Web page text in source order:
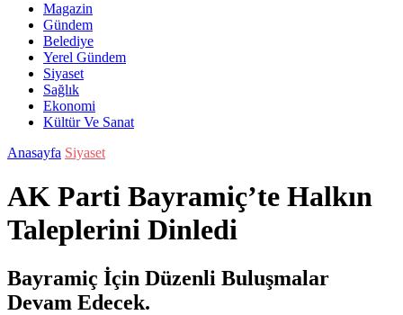
Magazin
Gündem
Belediye
Yerel Gündem
Siyaset
Sağlık
Ekonomi
Kültür Ve Sanat
Anasayfa Siyaset
AK Parti Bayramiç’te Halkın
Taleplerini Dinledi
Bayramiç İçin Düzenli Buluşmalar
Devam Edecek.